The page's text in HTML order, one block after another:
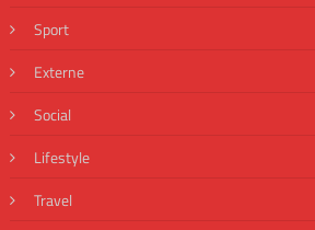
Sport
Externe
Social
Lifestyle
Travel